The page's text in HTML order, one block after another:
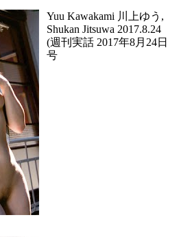
Yuu Kawakami 川上ゆう,
Shukan Jitsuwa 2017.8.24
(週刊実話 2017年8月24日
号